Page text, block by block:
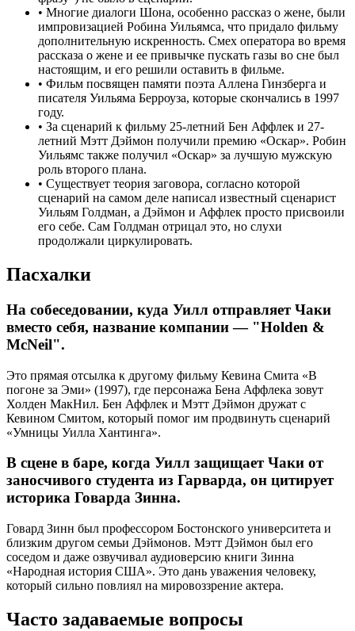
• Многие диалоги Шона, особенно рассказ о жене, были
импровизацией Робина Уильямса, что придало фильму
дополнительную искренность. Смех оператора во время
рассказа о жене и ее привычке пускать газы во сне был
настоящим, и его решили оставить в фильме.
• Фильм посвящен памяти поэта Аллена Гинзберга и
писателя Уильяма Берроуза, которые скончались в 1997
году.
• За сценарий к фильму 25-летний Бен Аффлек и 27-
летний Мэтт Дэймон получили премию «Оскар». Робин
Уильямс также получил «Оскар» за лучшую мужскую
роль второго плана.
• Существует теория заговора, согласно которой
сценарий на самом деле написал известный сценарист
Уильям Голдман, а Дэймон и Аффлек просто присвоили
его себе. Сам Голдман отрицал это, но слухи
продолжали циркулировать.
Пасхалки
На собеседовании, куда Уилл отправляет Чаки
вместо себя, название компании — "Holden &
McNeil".
Это прямая отсылка к другому фильму Кевина Смита «В
погоне за Эми» (1997), где персонажа Бена Аффлека зовут
Холден МакНил. Бен Аффлек и Мэтт Дэймон дружат с
Кевином Смитом, который помог им продвинуть сценарий
«Умницы Уилла Хантинга».
В сцене в баре, когда Уилл защищает Чаки от
заносчивого студента из Гарварда, он цитирует
историка Говарда Зинна.
Говард Зинн был профессором Бостонского университета и
близким другом семьи Дэймонов. Мэтт Дэймон был его
соседом и даже озвучивал аудиоверсию книги Зинна
«Народная история США». Это дань уважения человеку,
который сильно повлиял на мировоззрение актера.
Часто задаваемые вопросы